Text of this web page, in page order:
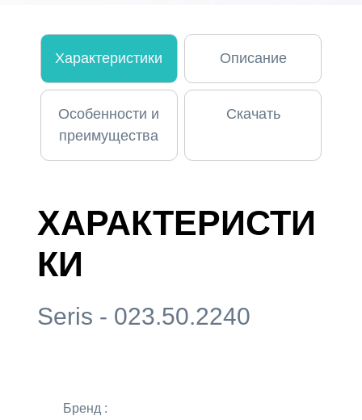
Характеристики Описание
Особенности и
преимущества
Скачать
ХАРАКТЕРИСТИ
КИ
Seris - 023.50.2240
Бренд :